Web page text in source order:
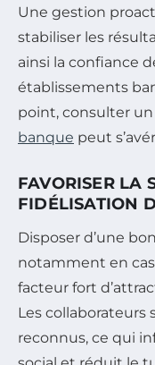
Une gestion
stabiliser les
ainsi la confiance
établissements
point, consulter
banque peut
FAVORISER LA
FIDÉLISATION
Disposer d’une
notamment en
facteur fort
Les collaborateurs
reconnus, ce qui